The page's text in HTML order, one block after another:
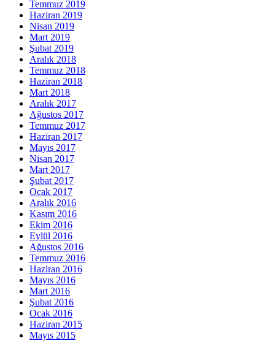
Temmuz 2019
Haziran 2019
Nisan 2019
Mart 2019
Şubat 2019
Aralık 2018
Temmuz 2018
Haziran 2018
Mart 2018
Aralık 2017
Ağustos 2017
Temmuz 2017
Haziran 2017
Mayıs 2017
Nisan 2017
Mart 2017
Şubat 2017
Ocak 2017
Aralık 2016
Kasım 2016
Ekim 2016
Eylül 2016
Ağustos 2016
Temmuz 2016
Haziran 2016
Mayıs 2016
Mart 2016
Şubat 2016
Ocak 2016
Haziran 2015
Mayıs 2015